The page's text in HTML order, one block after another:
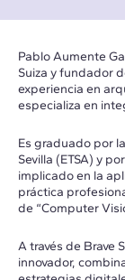
Pablo Aumente
Suiza y fundador
experiencia en
especializa en
Es graduado por
Sevilla (ETSA) y
implicado en la
práctica
de “Computer
A través de Brave
innovador,